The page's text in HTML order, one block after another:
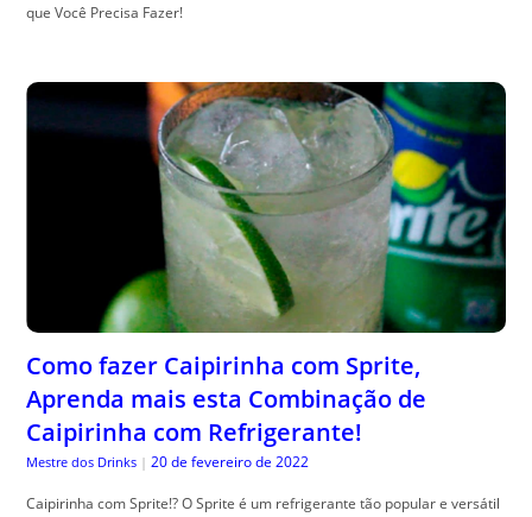
que Você Precisa Fazer!
Como fazer Caipirinha com Sprite,
Aprenda mais esta Combinação de
Caipirinha com Refrigerante!
Mestre dos Drinks | 20 de fevereiro de 2022
Caipirinha com Sprite!? O Sprite é um refrigerante tão popular e versátil